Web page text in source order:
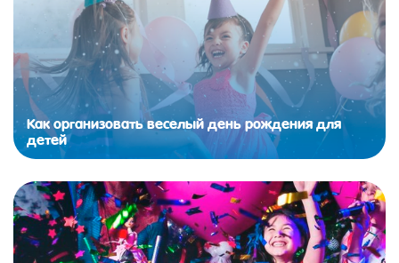
Как организовать веселый день рождения для
детей